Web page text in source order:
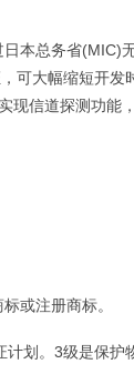
本总务省(MIC)
可大幅缩短开发
信道探测功能
或注册商标。
划。3级是保护